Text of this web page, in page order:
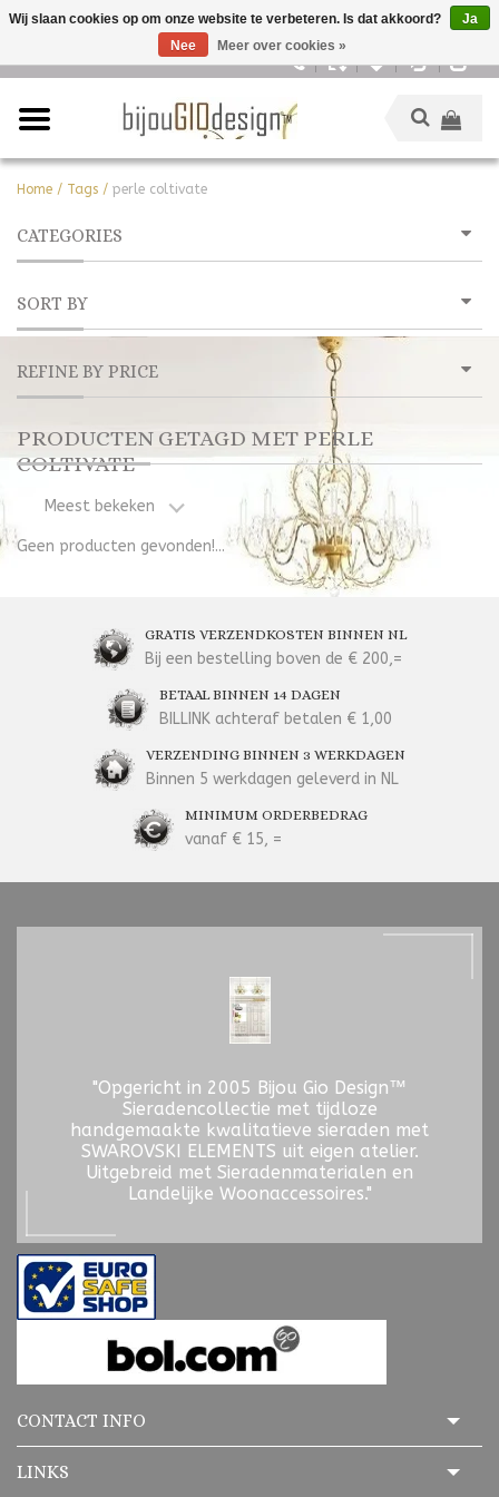
Home / Tags / perle coltivate
CATEGORIES
SORT BY
REFINE BY PRICE
PRODUCTEN GETAGD MET PERLE
COLTIVATE
Meest bekeken
Geen producten gevonden!...
GRATIS VERZENDKOSTEN BINNEN NL
Bij een bestelling boven de € 200,=
BETAAL BINNEN 14 DAGEN
BILLINK achteraf betalen € 1,00
VERZENDING BINNEN 3 WERKDAGEN
Binnen 5 werkdagen geleverd in NL
MINIMUM ORDERBEDRAG
vanaf € 15, =
"Opgericht in 2005 Bijou Gio Design™
Sieradencollectie met tijdloze
handgemaakte kwalitatieve sieraden met
SWAROVSKI ELEMENTS uit eigen atelier.
Uitgebreid met Sieradenmaterialen en
Landelijke Woonaccessoires."
CONTACT INFO
LINKS
Wij slaan cookies op om onze website te verbeteren. Is dat akkoord?
Ja
Nee
Meer over cookies »